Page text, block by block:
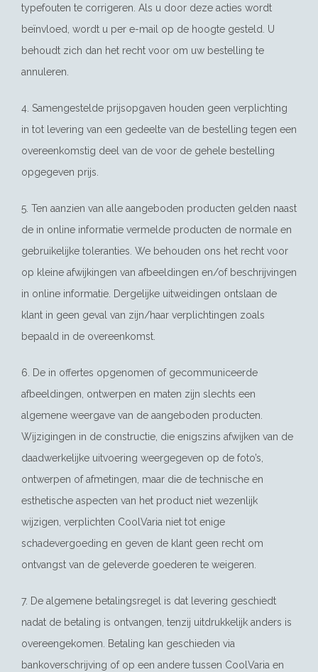
typefouten te corrigeren. Als u door deze acties wordt
beïnvloed, wordt u per e-mail op de hoogte gesteld. U
behoudt zich dan het recht voor om uw bestelling te
annuleren.
4. Samengestelde prijsopgaven houden geen verplichting
in tot levering van een gedeelte van de bestelling tegen een
overeenkomstig deel van de voor de gehele bestelling
opgegeven prijs.
5. Ten aanzien van alle aangeboden producten gelden naast
de in online informatie vermelde producten de normale en
gebruikelijke toleranties. We behouden ons het recht voor
op kleine afwijkingen van afbeeldingen en/of beschrijvingen
in online informatie. Dergelijke uitweidingen ontslaan de
klant in geen geval van zijn/haar verplichtingen zoals
bepaald in de overeenkomst.
6. De in offertes opgenomen of gecommuniceerde
afbeeldingen, ontwerpen en maten zijn slechts een
algemene weergave van de aangeboden producten.
Wijzigingen in de constructie, die enigszins afwijken van de
daadwerkelijke uitvoering weergegeven op de foto’s,
ontwerpen of afmetingen, maar die de technische en
esthetische aspecten van het product niet wezenlijk
wijzigen, verplichten CoolVaria niet tot enige
schadevergoeding en geven de klant geen recht om
ontvangst van de geleverde goederen te weigeren.
7. De algemene betalingsregel is dat levering geschiedt
nadat de betaling is ontvangen, tenzij uitdrukkelijk anders is
overeengekomen. Betaling kan geschieden via
bankoverschrijving of op een andere tussen CoolVaria en